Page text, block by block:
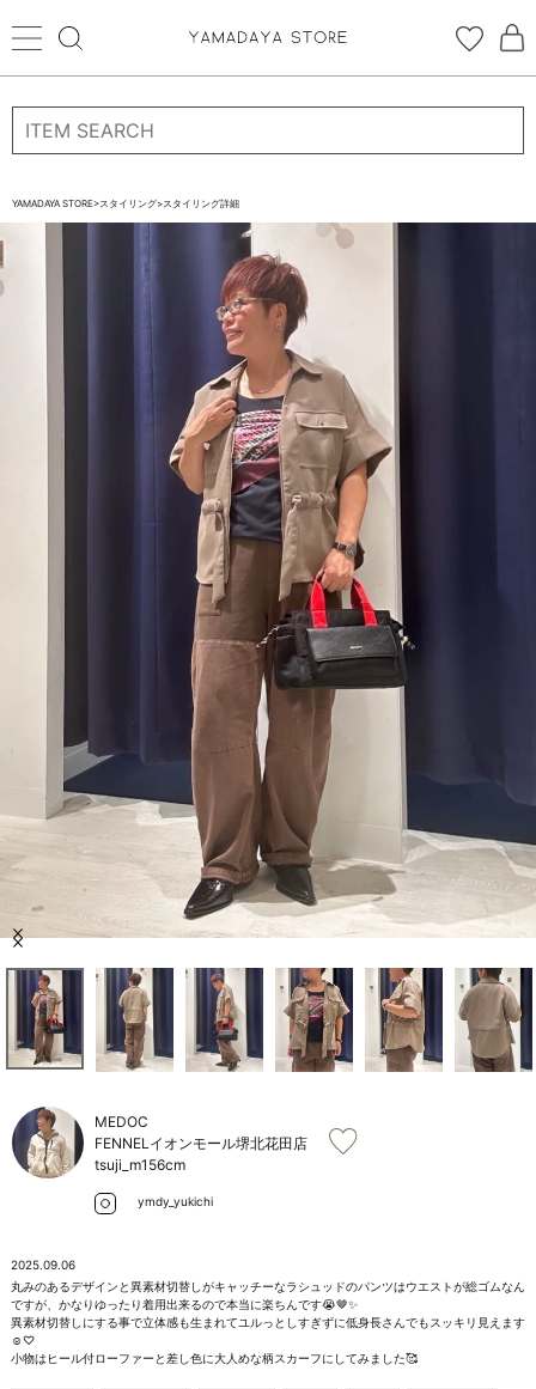
ログイン 新規会員登録
STORE BRAND・LABELから探す
特集
NEWS
店舗検索
ご利用ガイド/ヘルプ
YAMADAYA STORE>スタイリング>スタイリング詳細
Item
MEDOC
FENNELイオンモール堺北花田店
tsuji_m156cm
ymdy_yukichi
2025.09.06
丸みのあるデザインと異素材切替しがキャッチーなラシュッドのパンツはウエストが総ゴムなん
ですが、かなりゆったり着用出来るので本当に楽ちんです😭🤎✨️
異素材切替しにする事で立体感も生まれてユルっとしすぎずに低身長さんでもスッキリ見えます
☺️♡
小物はヒール付ローファーと差し色に大人めな柄スカーフにしてみました🥰
ログイン